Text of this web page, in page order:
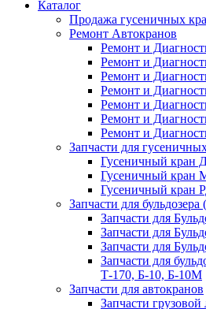
Каталог
Продажа гусеничных
Ремонт Автокранов
Ремонт и
Ремонт и
Ремонт и
Ремонт и
Ремонт и
Ремонт и
Ремонт и
Запчасти для
Гусеничный кран
Гусеничный кран
Гусеничный кран
Запчасти для бульдозера
Запчасти для
Запчасти для
Запчасти для
Запчасти для
Т-170, Б-10, Б-10М
Запчасти для автокранов
Запчасти грузовой